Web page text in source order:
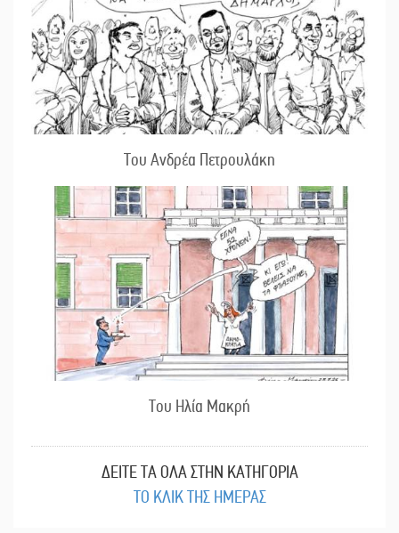
Του Ανδρέα Πετρουλάκη
Του Ηλία Μακρή
ΔΕΙΤΕ ΤΑ ΟΛΑ ΣΤΗΝ ΚΑΤΗΓΟΡΙΑ
ΤΟ ΚΛΙΚ ΤΗΣ ΗΜΕΡΑΣ